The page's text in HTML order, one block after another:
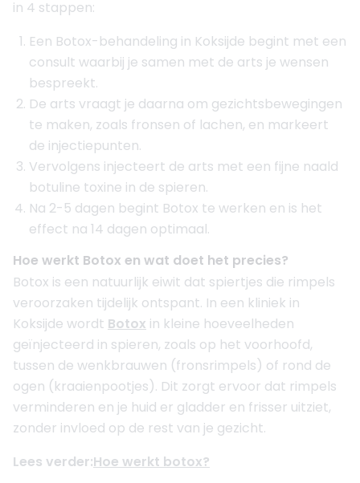
in 4 stappen:
Een Botox-behandeling in Koksijde begint met een
consult waarbij je samen met de arts je wensen
bespreekt.
De arts vraagt je daarna om gezichtsbewegingen
te maken, zoals fronsen of lachen, en markeert
de injectiepunten.
Vervolgens injecteert de arts met een fijne naald
botuline toxine in de spieren.
Na 2-5 dagen begint Botox te werken en is het
effect na 14 dagen optimaal.
Hoe werkt Botox en wat doet het precies?
Botox is een natuurlijk eiwit dat spiertjes die rimpels
veroorzaken tijdelijk ontspant. In een kliniek in
Koksijde wordt Botox in kleine hoeveelheden
geïnjecteerd in spieren, zoals op het voorhoofd,
tussen de wenkbrauwen (fronsrimpels) of rond de
ogen (kraaienpootjes). Dit zorgt ervoor dat rimpels
verminderen en je huid er gladder en frisser uitziet,
zonder invloed op de rest van je gezicht.
Lees verder:Hoe werkt botox?